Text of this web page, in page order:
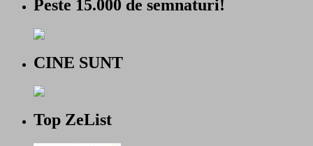
Peste 15.000 de semnaturi!
CINE SUNT
Top ZeList